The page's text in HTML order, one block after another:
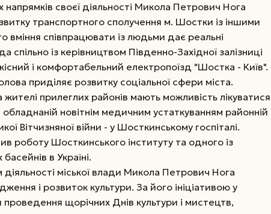
напрямків своєї діяльності Микола Петрович Нога
транспортного сполучення м. Шостки із іншими
вміння співпрацювати із людьми дає реальні
спільно із керівництвом Південно-Західної залізниці
і комфортабельний електропоїзд "Шостка - Київ".
приділяє розвитку соціальної сфери міста.
прилеглих районів мають можливість лікуватися
новітнім медичним устаткуванням районній
Вітчизняної війни - у Шосткинському госпіталі.
роботу Шосткинського інституту та одного із
в Україні.
міської влади Микола Петрович Нога
і розвиток культури. За його ініціативою у
щорічних Днів культури і мистецтв,